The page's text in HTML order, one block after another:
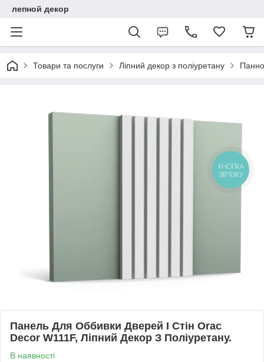
лепной декор
Товари та послуги Ліпний декор з поліуретану
Панель Для Оббивки Дверей І Стін Orac
Decor W111F, Ліпний Декор З Поліуретану.
В наявності
КНОПКА
ЗВ'ЯЗКУ